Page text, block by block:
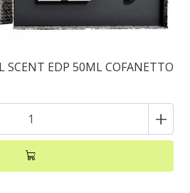
SCENT EDP 50ML COFANETTO
+